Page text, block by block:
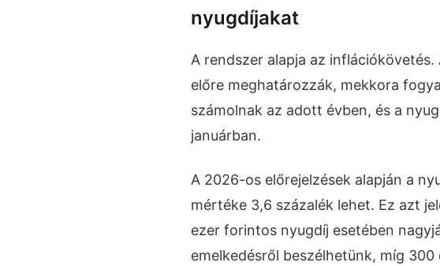
nyugdíjakat
A rendszer alapja az
előre meghatározzák, mekkora
számolnak az adott évben, és a
januárban.
A 2026-os előrejelzések alapján a
mértéke 3,6 százalék lehet. Ez azt
ezer forintos nyugdíj esetében
emelkedésről beszélhetünk, míg